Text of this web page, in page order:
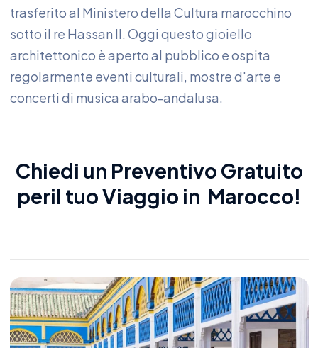
trasferito al Ministero della Cultura marocchino
sotto il re Hassan II. Oggi questo gioiello
architettonico è aperto al pubblico e ospita
regolarmente eventi culturali, mostre d'arte e
concerti di musica arabo-andalusa.
Chiedi un Preventivo Gratuito
peril tuoViaggio in Marocco!